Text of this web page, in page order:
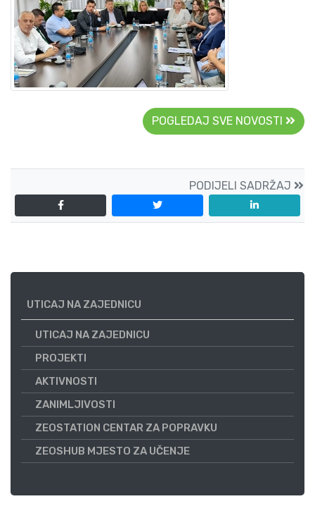
POGLEDAJ SVE NOVOSTI
PODIJELI SADRŽAJ
UTICAJ NA ZAJEDNICU
UTICAJ NA ZAJEDNICU
PROJEKTI
AKTIVNOSTI
ZANIMLJIVOSTI
ZEOSTATION CENTAR ZA POPRAVKU
ZEOSHUB MJESTO ZA UČENJE